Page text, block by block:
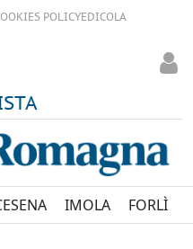
POLICYEDICOLA
IMOLA FORLÌ